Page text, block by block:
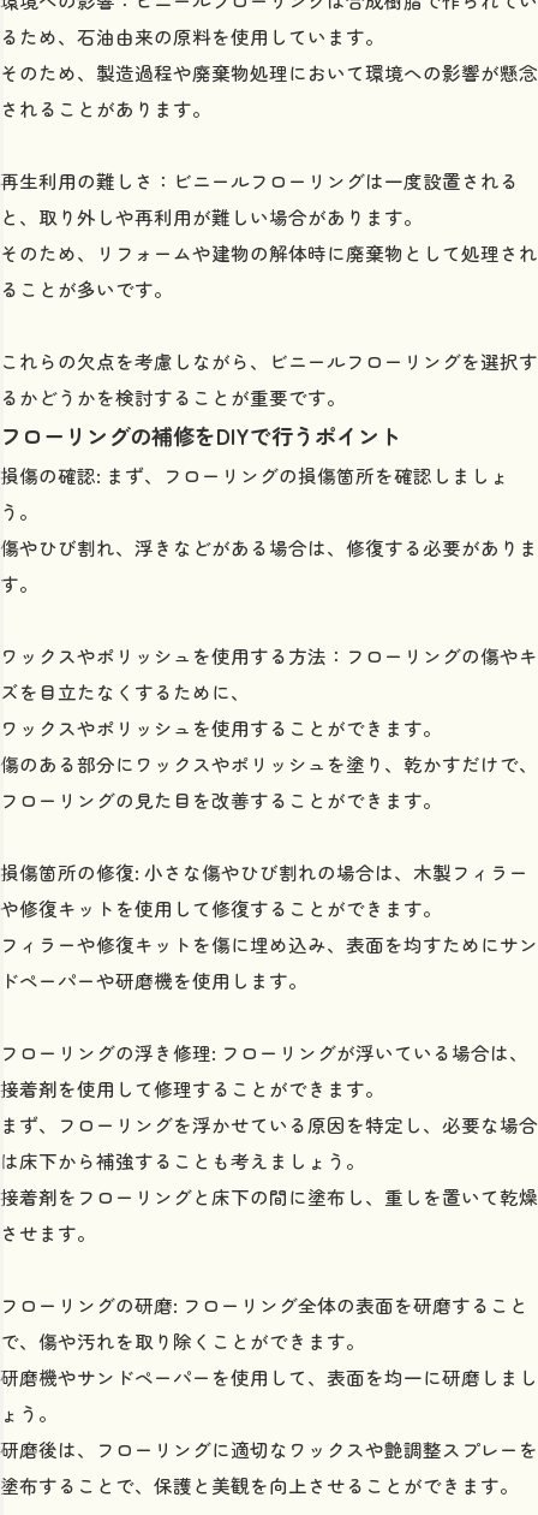
るため、石油由来の原料を使用しています。
そのため、製造過程や廃棄物処理において環境への影響が懸念
されることがあります。
再生利用の難しさ：ビニールフローリングは一度設置される
と、取り外しや再利用が難しい場合があります。
そのため、リフォームや建物の解体時に廃棄物として処理され
ることが多いです。
これらの欠点を考慮しながら、ビニールフローリングを選択す
るかどうかを検討することが重要です。
フローリングの補修をDIYで行うポイント
損傷の確認: まず、フローリングの損傷箇所を確認しましょ
う。
傷やひび割れ、浮きなどがある場合は、修復する必要がありま
す。
ワックスやポリッシュを使用する方法：フローリングの傷やキ
ズを目立たなくするために、
ワックスやポリッシュを使用することができます。
傷のある部分にワックスやポリッシュを塗り、乾かすだけで、
フローリングの見た目を改善することができます。
損傷箇所の修復: 小さな傷やひび割れの場合は、木製フィラー
や修復キットを使用して修復することができます。
フィラーや修復キットを傷に埋め込み、表面を均すためにサン
ドペーパーや研磨機を使用します。
フローリングの浮き修理: フローリングが浮いている場合は、
接着剤を使用して修理することができます。
まず、フローリングを浮かせている原因を特定し、必要な場合
は床下から補強することも考えましょう。
接着剤をフローリングと床下の間に塗布し、重しを置いて乾燥
させます。
フローリングの研磨: フローリング全体の表面を研磨すること
で、傷や汚れを取り除くことができます。
研磨機やサンドペーパーを使用して、表面を均一に研磨しまし
ょう。
研磨後は、フローリングに適切なワックスや艶調整スプレーを
塗布することで、保護と美観を向上させることができます。